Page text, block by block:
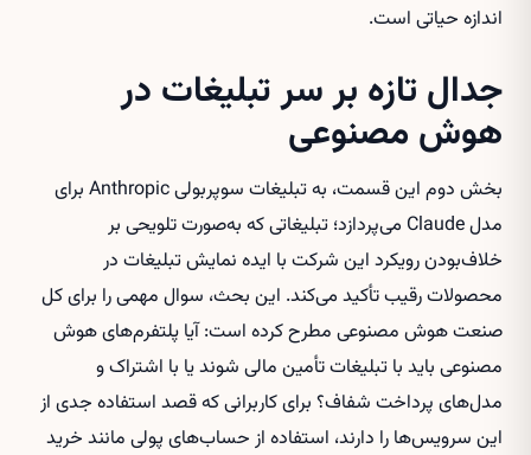
اندازه حیاتی است.
جدال تازه بر سر تبلیغات در
هوش مصنوعی
بخش دوم این قسمت، به تبلیغات سوپربولی Anthropic برای
مدل Claude می‌پردازد؛ تبلیغاتی که به‌صورت تلویحی بر
خلاف‌بودن رویکرد این شرکت با ایده نمایش تبلیغات در
محصولات رقیب تأکید می‌کند. این بحث، سوال مهمی را برای کل
صنعت هوش مصنوعی مطرح کرده است: آیا پلتفرم‌های هوش
مصنوعی باید با تبلیغات تأمین مالی شوند یا با اشتراک و
مدل‌های پرداخت شفاف؟ برای کاربرانی که قصد استفاده جدی از
این سرویس‌ها را دارند، استفاده از حساب‌های پولی مانند خرید